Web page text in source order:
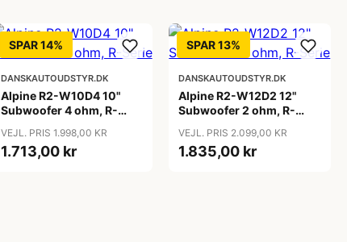
SPAR 14%
DANSKAUTOUDSTYR.DK
Alpine R2-W10D4 10"
Subwoofer 4 ohm, R-
VEJL. PRIS 1.998,00 KR
1.713,00 kr
SPAR 13%
DANSKAUTOUDSTYR.DK
Alpine R2-W12D2 12"
Subwoofer 2 ohm, R-
VEJL. PRIS 2.099,00 KR
1.835,00 kr